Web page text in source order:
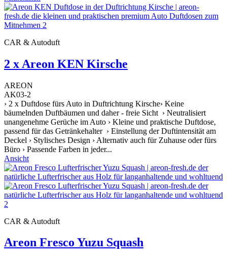
CAR & Autoduft
2 x Areon KEN Kirsche
AREON
AK03-2
› 2 x Duftdose fürs Auto in Duftrichtung Kirsche› Keine
bäumelnden Duftbäumen und daher - freie Sicht › Neutralisiert
unangenehme Gerüche im Auto › Kleine und praktische Duftdose,
passend für das Getränkehalter › Einstellung der Duftintensität am
Deckel › Stylisches Design › Alternativ auch für Zuhause oder fürs
Büro › Passende Farben in jeder...
Ansicht
CAR & Autoduft
Areon Fresco Yuzu Squash